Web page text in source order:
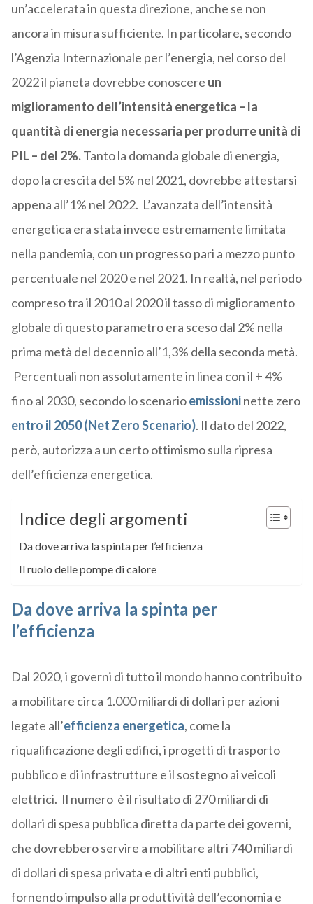
un’accelerata in questa direzione, anche se non
ancora in misura sufficiente. In particolare, secondo
l’Agenzia Internazionale per l’energia, nel corso del
2022 il pianeta dovrebbe conoscere un
miglioramento dell’intensità energetica – la
quantità di energia necessaria per produrre unità di
PIL – del 2%.Tanto la domanda globale di energia,
dopo la crescita del 5% nel 2021, dovrebbe attestarsi
appena all’1% nel 2022. L’avanzata dell’intensità
energetica era stata invece estremamente limitata
nella pandemia, con un progresso pari a mezzo punto
percentuale nel 2020 e nel 2021. In realtà, nel periodo
compreso tra il 2010 al 2020 il tasso di miglioramento
globale di questo parametro era sceso dal 2% nella
prima metà del decennio all’1,3% della seconda metà.
Percentuali non assolutamente in linea con il + 4%
fino al 2030, secondo lo scenarioemissioninette zero
entro il 2050 (Net Zero Scenario). Il dato del 2022,
però, autorizza a un certo ottimismo sulla ripresa
dell’efficienza energetica.
Indice degli argomenti
Da dove arriva la spinta per l’efficienza
Il ruolo delle pompe di calore
Da dove arriva la spinta per
l’efficienza
Dal 2020, i governi di tutto il mondo hanno contribuito
a mobilitare circa 1.000 miliardi di dollari per azioni
legate all’efficienza energetica, come la
riqualificazione degli edifici, i progetti di trasporto
pubblico e di infrastrutture e il sostegno ai veicoli
elettrici. Il numero è il risultato di 270 miliardi di
dollari di spesa pubblica diretta da parte dei governi,
che dovrebbero servire a mobilitare altri 740 miliardi
di dollari di spesa privata e di altri enti pubblici,
fornendo impulso alla produttività dell’economia e